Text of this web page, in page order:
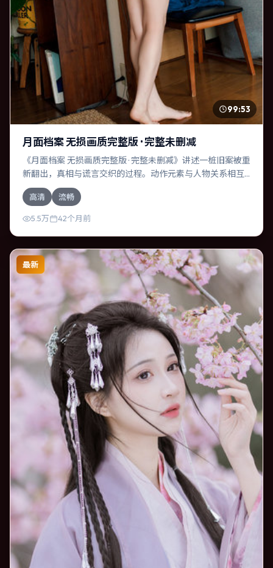
99:53
月面档案 无损画质完整版 · 完整未删减
《月面档案 无损画质完整版 · 完整未删减》讲述一桩旧案被重
新翻出，真相与谎言交织的过程。动作元素与人物关系相互
咬合，全智贤、菅田将晖的对手戏尤为出彩。导演贾樟柯善
于在长镜头中积蓄张力，本片亦在德国实地取景，增强真实
质感。
高清 流畅
5.5万 42个月前
最新